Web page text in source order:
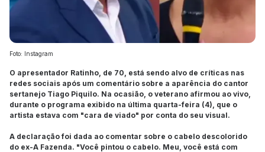
Foto: Instagram
O apresentador Ratinho, de 70, está sendo alvo de críticas nas
redes sociais após um comentário sobre a aparência do cantor
sertanejo Tiago Piquilo. Na ocasião, o veterano afirmou ao vivo,
durante o programa exibido na última quarta-feira (4), que o
artista estava com "cara de viado" por conta do seu visual.
A declaração foi dada ao comentar sobre o cabelo descolorido
do ex-A Fazenda. "Você pintou o cabelo. Meu, você está com